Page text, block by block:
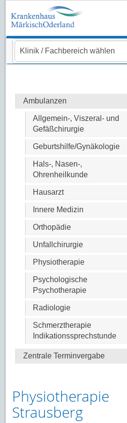
Ambulanzen
Allgemein-, Viszeral- und
Gefäßchirurgie
Geburtshilfe/Gynäkologie
Hals-, Nasen-,
Ohrenheilkunde
Hausarzt
Innere Medizin
Orthopädie
Unfallchirurgie
Physiotherapie
Psychologische
Psychotherapie
Radiologie
Schmerztherapie
Indikationssprechstunde
Zentrale Terminvergabe
Physiotherapie
Strausberg